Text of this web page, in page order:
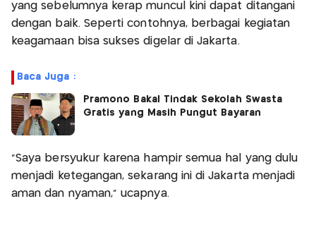
yang sebelumnya kerap muncul kini dapat ditangani
dengan baik. Seperti contohnya, berbagai kegiatan
keagamaan bisa sukses digelar di Jakarta.
Baca Juga :
Pramono Bakal Tindak Sekolah Swasta
Gratis yang Masih Pungut Bayaran
"Saya bersyukur karena hampir semua hal yang dulu
menjadi ketegangan, sekarang ini di Jakarta menjadi
aman dan nyaman," ucapnya.